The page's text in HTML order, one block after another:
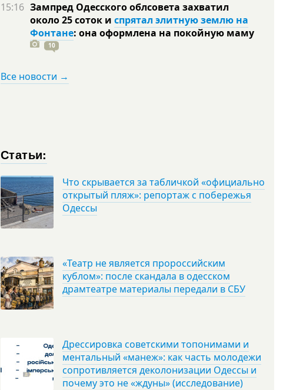
15:16 Зампред Одесского облсовета захватил
около 25 соток и спрятал элитную землю на
Фонтане: она оформлена на покойную маму
10
Все новости →
Статьи:
Что скрывается за табличкой «официально
открытый пляж»: репортаж с побережья
Одессы
«Театр не является пророссийским
кублом»: после скандала в одесском
драмтеатре материалы передали в СБУ
Дрессировка советскими топонимами и
ментальный «манеж»: как часть молодежи
сопротивляется деколонизации Одессы и
почему это не «ждуны» (исследование)